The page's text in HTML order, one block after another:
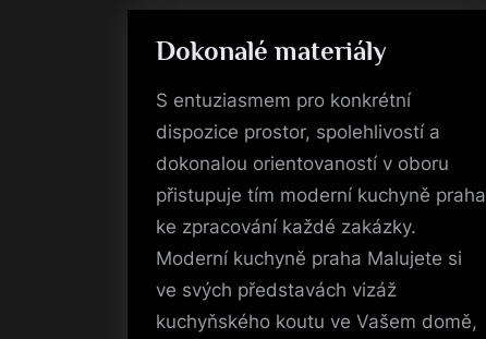
Dokonalé materiály
S entuziasmem pro konkrétní
dispozice prostor, spolehlivostí a
dokonalou orientovaností v oboru
přistupuje tím moderní kuchyně praha
ke zpracování každé zakázky.
Moderní kuchyně praha Malujete si
ve svých představách vizáž
kuchyňského koutu ve Vašem domě,